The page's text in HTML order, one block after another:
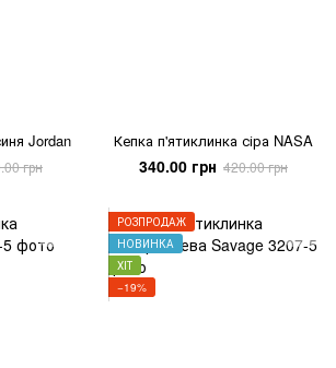
Jordan
грн
Кепка п'ятиклинка сіра NASA
340.00 грн 420.00 грн
РОЗПРОДАЖ
НОВИНКА
ХІТ
−19%